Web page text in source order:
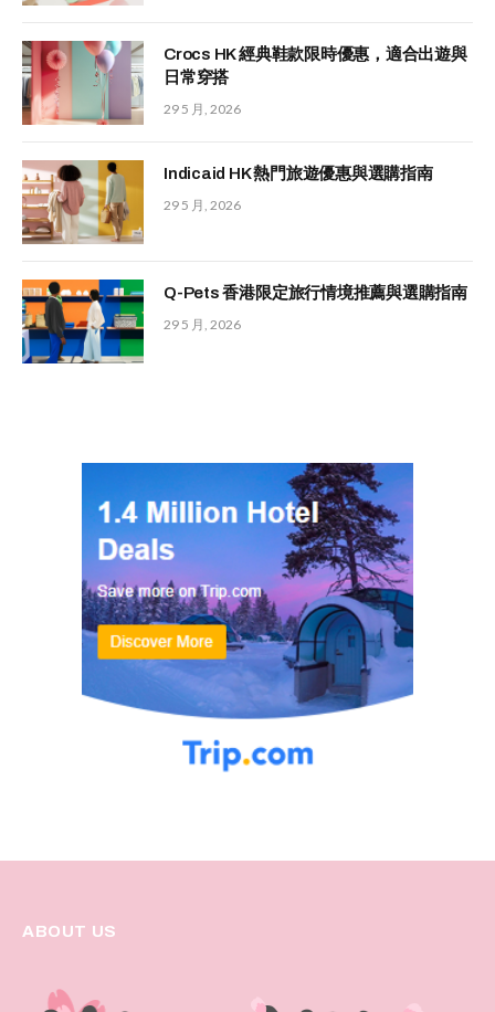
Crocs HK 經典鞋款限時優惠，適合出遊與
日常穿搭
29 5 月, 2026
Indicaid HK 熱門旅遊優惠與選購指南
29 5 月, 2026
Q-Pets 香港限定旅行情境推薦與選購指南
29 5 月, 2026
ABOUT US